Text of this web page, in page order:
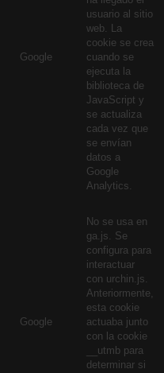
Google
usuario al sitio
web. La
cookie se crea
cuando se
ejecuta la
biblioteca de
JavaScript y
se actualiza
cada vez que
se envían
datos a
Google
Analytics.
Google
No se usa en
ga.js. Se
configura para
interactuar
con urchin.js.
Anteriormente,
esta cookie
actuaba junto
con la cookie
__utmb para
determinar si